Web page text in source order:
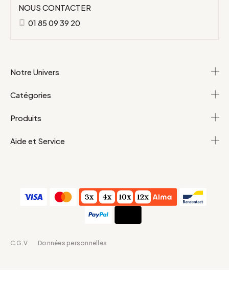
NOUS CONTACTER
01 85 09 39 20
Notre Univers
Catégories
Produits
Aide et Service
C.G.V Données personnelles